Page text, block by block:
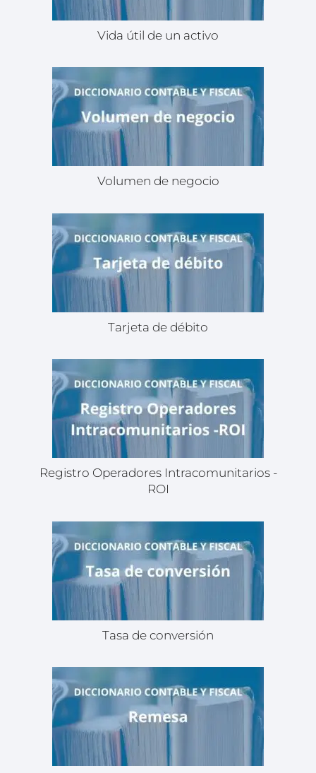
Vida útil de un activo
Volumen de negocio
Tarjeta de débito
Registro Operadores Intracomunitarios -
ROI
Tasa de conversión